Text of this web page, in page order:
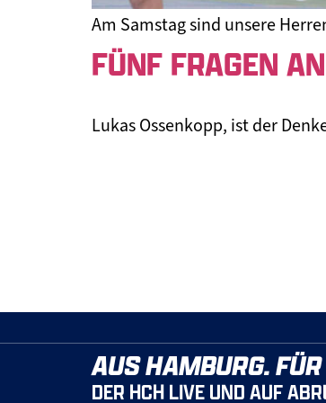
Am Samstag sind unsere
FÜNF FRAGEN
Lukas Ossenkopp, ist der
AUS HAMBURG.
DER HCH LIVE UND AUF